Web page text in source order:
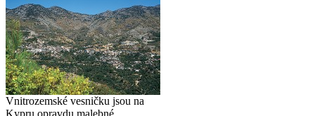
Vnitrozemské vesničku jsou na